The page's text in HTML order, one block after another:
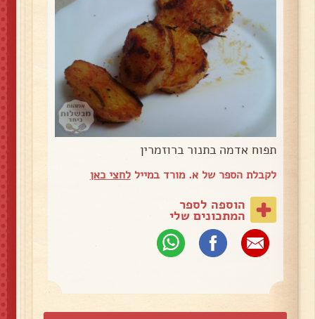
תפוח אדמה בתנור ברוזמרין
לקבלת הספר של א. מורד במייללחצי כאן
הוספה לספר
המתכונים שלי